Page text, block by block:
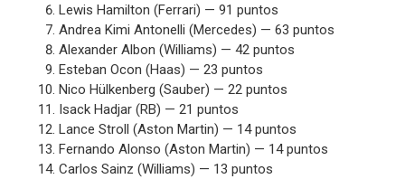
Lewis Hamilton (Ferrari) — 91 puntos
Andrea Kimi Antonelli (Mercedes) — 63 puntos
Alexander Albon (Williams) — 42 puntos
Esteban Ocon (Haas) — 23 puntos
Nico Hülkenberg (Sauber) — 22 puntos
Isack Hadjar (RB) — 21 puntos
Lance Stroll (Aston Martin) — 14 puntos
Fernando Alonso (Aston Martin) — 14 puntos
Carlos Sainz (Williams) — 13 puntos